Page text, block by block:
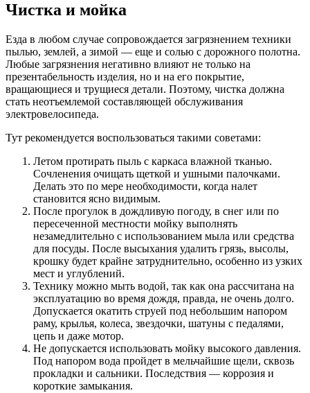
Чистка и мойка
Езда в любом случае сопровождается загрязнением техники
пылью, землей, а зимой — еще и солью с дорожного полотна.
Любые загрязнения негативно влияют не только на
презентабельность изделия, но и на его покрытие,
вращающиеся и трущиеся детали. Поэтому, чистка должна
стать неотъемлемой составляющей обслуживания
электровелосипеда.
Тут рекомендуется воспользоваться такими советами:
Летом протирать пыль с каркаса влажной тканью.
Сочленения очищать щеткой и ушными палочками.
Делать это по мере необходимости, когда налет
становится ясно видимым.
После прогулок в дождливую погоду, в снег или по
пересеченной местности мойку выполнять
незамедлительно с использованием мыла или средства
для посуды. После высыхания удалить грязь, высолы,
крошку будет крайне затруднительно, особенно из узких
мест и углублений.
Технику можно мыть водой, так как она рассчитана на
эксплуатацию во время дождя, правда, не очень долго.
Допускается окатить струей под небольшим напором
раму, крылья, колеса, звездочки, шатуны с педалями,
цепь и даже мотор.
Не допускается использовать мойку высокого давления.
Под напором вода пройдет в мельчайшие щели, сквозь
прокладки и сальники. Последствия — коррозия и
короткие замыкания.